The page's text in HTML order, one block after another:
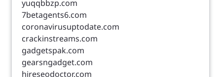
yuqqbbzp.com
7betagents6.com
coronavirusuptodate.com
crackinstreams.com
gadgetspak.com
gearsngadget.com
hireseodoctor.com